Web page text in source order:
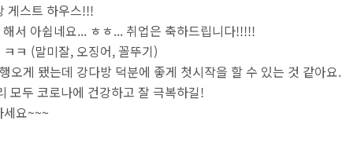
게스트 하우스!!!
서 아쉽네요... ㅎㅎ... 취업은 축하드립니다!!!!!
ㅋ (말미잘, 오징어, 꼴뚜기)
오게 됐는데 강다방 덕분에 좋게 첫시작을 할 수 있는 것 같아요.
두 코로나에 건강하고 잘 극복하길!
요~~~